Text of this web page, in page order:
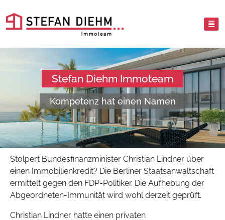
Stefan Diehm Immoteam
Kompetenz hat einen Namen
Stolpert Bundesfinanzminister Christian Lindner über
einen Immobilienkredit? Die Berliner Staatsanwaltschaft
ermittelt gegen den FDP-Politiker. Die Aufhebung der
Abgeordneten-Immunität wird wohl derzeit geprüft.
Christian Lindner hatte einen privaten